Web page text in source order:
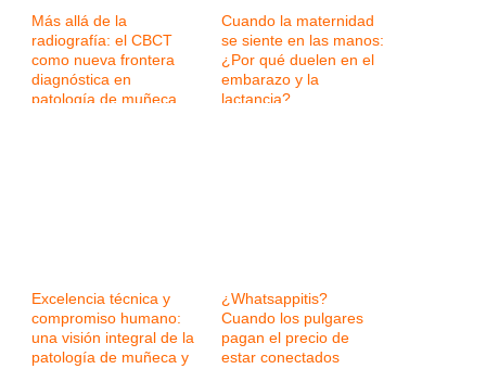
Más allá de la
radiografía: el CBCT
como nueva frontera
diagnóstica en
patología de muñeca
Cuando la maternidad
se siente en las manos:
¿Por qué duelen en el
embarazo y la
lactancia?
Excelencia técnica y
compromiso humano:
una visión integral de la
patología de muñeca y
¿Whatsappitis?
Cuando los pulgares
pagan el precio de
estar conectados